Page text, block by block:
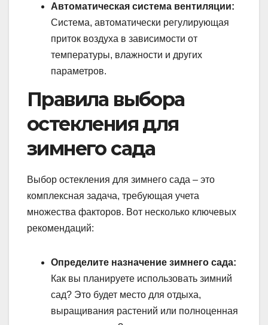
Автоматическая система вентиляции:
Система, автоматически регулирующая
приток воздуха в зависимости от
температуры, влажности и других
параметров.
Правила выбора
остекления для
зимнего сада
Выбор остекления для зимнего сада – это
комплексная задача, требующая учета
множества факторов. Вот несколько ключевых
рекомендаций:
Определите назначение зимнего сада:
Как вы планируете использовать зимний
сад? Это будет место для отдыха,
выращивания растений или полноценная